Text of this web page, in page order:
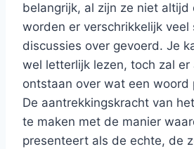
belangrijk, al zijn ze niet altijd
worden er verschrikkelijk veel
discussies over gevoerd. Je
wel letterlijk lezen, toch zal
ontstaan over wat een woord
De aantrekkingskracht van
te maken met de manier
presenteert als de echte, de